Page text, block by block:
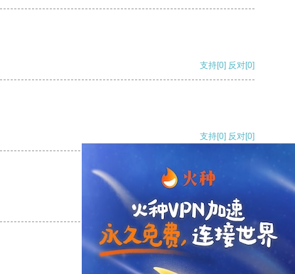
支持[0] 反对[0]
支持[0] 反对[0]
支持[0] 反对